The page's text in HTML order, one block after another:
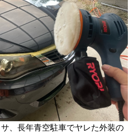
、長年青空駐車でヤレた外装の